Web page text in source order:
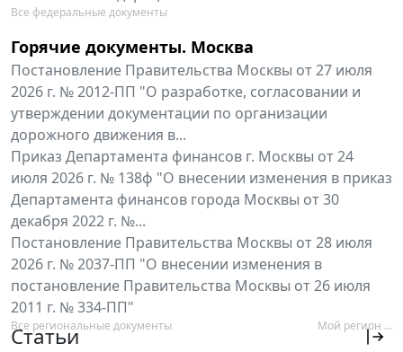
Все федеральные документы
Горячие документы. Москва
Постановление Правительства Москвы от 27 июля
2026 г. № 2012-ПП "О разработке, согласовании и
утверждении документации по организации
дорожного движения в...
Приказ Департамента финансов г. Москвы от 24
июля 2026 г. № 138ф "О внесении изменения в приказ
Департамента финансов города Москвы от 30
декабря 2022 г. №...
Постановление Правительства Москвы от 28 июля
2026 г. № 2037-ПП "О внесении изменения в
постановление Правительства Москвы от 26 июля
2011 г. № 334-ПП"
Все региональные документы Мой регион ...
Статьи